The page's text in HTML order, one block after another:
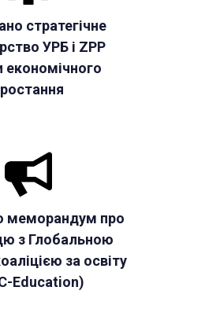
стратегічне
УРБ і ZPP
економічного
меморандум про
з Глобальною
за освіту
Education)